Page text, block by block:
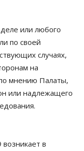
или любого
по своей
случаях,
на
мнению Палаты,
или надлежащего
в